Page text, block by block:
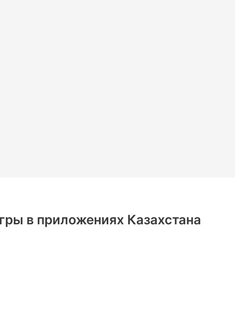
в приложениях Казахстана